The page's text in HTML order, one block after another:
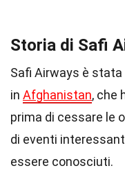
Storia di Safi
Safi Airways è
in Afghanistan, che
prima di cessare le
di eventi
essere conosciuti.